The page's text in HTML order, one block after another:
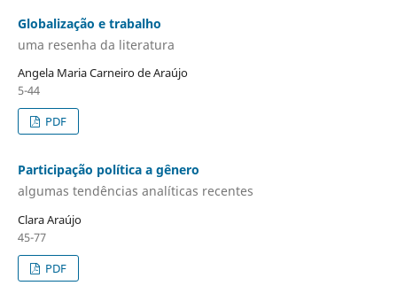
Globalização e trabalho
uma resenha da literatura
Angela Maria Carneiro de Araújo
5-44
PDF
Participação política a gênero
algumas tendências analíticas recentes
Clara Araújo
45-77
PDF